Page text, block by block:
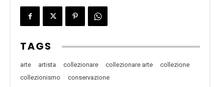
TAGS
arte artista collezionare collezionare arte
collezione
collezionismo
conservazione